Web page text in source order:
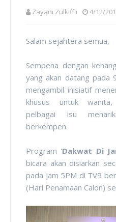
Zayani Zulkiffli 4/12/
Salam sejahtera semua,
Sempena dengan
yang akan datang pada
mengambil inisiatif
khusus untuk wanita,
pelbagai isu
berkempen.
Program 'Dakwat Di
bicara akan disiarkan
pada jam 5PM di TV9
(Hari Penamaan Calon)